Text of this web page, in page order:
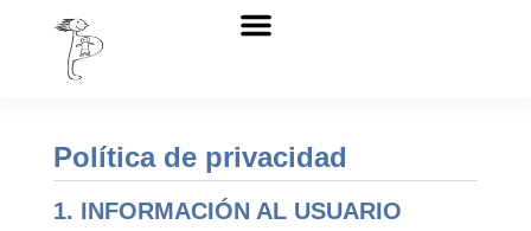
Política de privacidad
1. INFORMACIÓN AL USUARIO